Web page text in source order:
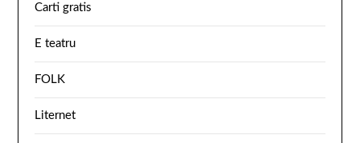
Carti gratis
E teatru
FOLK
Liternet